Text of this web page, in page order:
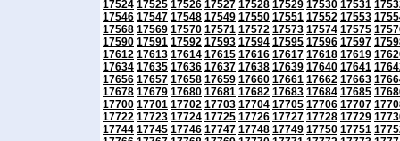
17524 17525 17526 17527 17528 17529 17530 17531
17546 17547 17548 17549 17550 17551 17552 17553
17568 17569 17570 17571 17572 17573 17574 17575
17590 17591 17592 17593 17594 17595 17596 17597
17612 17613 17614 17615 17616 17617 17618 17619
17634 17635 17636 17637 17638 17639 17640 17641
17656 17657 17658 17659 17660 17661 17662 17663
17678 17679 17680 17681 17682 17683 17684 17685
17700 17701 17702 17703 17704 17705 17706 17707
17722 17723 17724 17725 17726 17727 17728 17729
17744 17745 17746 17747 17748 17749 17750 17751